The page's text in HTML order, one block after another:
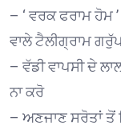
– ‘ ਵਰਕ ਫਰਾਮ
ਵਾਲੇ ਟੈਲੀਗ੍ਰਾਮ
– ਵੱਡੀ ਵਾਪਸੀ ਦੇ
ਨਾ ਕਰੋ
– ਅਣਜਾਣ ਸਰੋਤਾਂ ਤੋਂ